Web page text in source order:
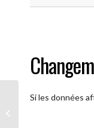
Si les données